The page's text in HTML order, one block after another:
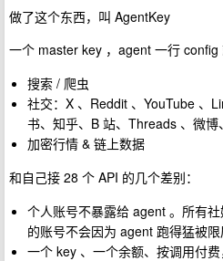
做了这个东西，叫 AgentKey
一个 master key ，agent 一行 config
搜索 / 爬虫
社交：X 、Reddit 、YouTube 、
书、知乎、B 站、Threads 、微博
加密行情 & 链上数据
和自己接 28 个 API 的几个差别：
个人账号不暴露给 agent 。所有
的账号不会因为 agent 跑得猛被
一个 key 、一个余额、按调用付